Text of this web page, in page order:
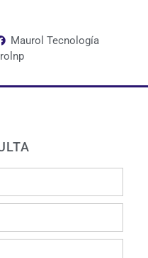
Maurol Tecnología